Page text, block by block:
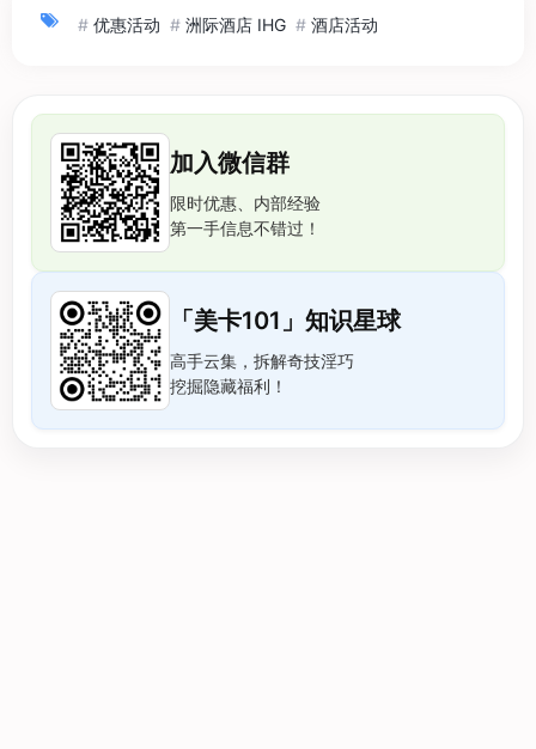
# 优惠活动 # 洲际酒店 IHG # 酒店活动
加入微信群
限时优惠、内部经验
第一手信息不错过！
「美卡101」知识星球
高手云集，拆解奇技淫巧
挖掘隐藏福利！